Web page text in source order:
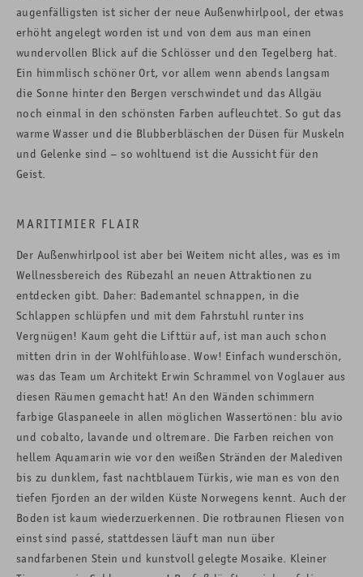
augenfälligsten ist sicher der neue Außenwhirlpool, der etwas
erhöht angelegt worden ist und von dem aus man einen
wundervollen Blick auf die Schlösser und den Tegelberg hat.
Ein himmlisch schöner Ort, vor allem wenn abends langsam
die Sonne hinter den Bergen verschwindet und das Allgäu
noch einmal in den schönsten Farben aufleuchtet. So gut das
warme Wasser und die Blubberbläschen der Düsen für Muskeln
und Gelenke sind – so wohltuend ist die Aussicht für den
Geist.
MARITIMIER FLAIR
Der Außenwhirlpool ist aber bei Weitem nicht alles, was es im
Wellnessbereich des Rübezahl an neuen Attraktionen zu
entdecken gibt. Daher: Bademantel schnappen, in die
Schlappen schlüpfen und mit dem Fahrstuhl runter ins
Vergnügen! Kaum geht die Lifttür auf, ist man auch schon
mitten drin in der Wohlfühloase. Wow! Einfach wunderschön,
was das Team um Architekt Erwin Schrammel von Voglauer aus
diesen Räumen gemacht hat! An den Wänden schimmern
farbige Glaspaneele in allen möglichen Wassertönen: blu avio
und cobalto, lavande und oltremare. Die Farben reichen von
hellem Aquamarin wie vor den weißen Stränden der Malediven
bis zu dunklem, fast nachtblauem Türkis, wie man es von den
tiefen Fjorden an der wilden Küste Norwegens kennt. Auch der
Boden ist kaum wiederzuerkennen. Die rotbraunen Fliesen von
einst sind passé, stattdessen läuft man nun über
sandfarbenen Stein und kunstvoll gelegte Mosaike. Kleiner